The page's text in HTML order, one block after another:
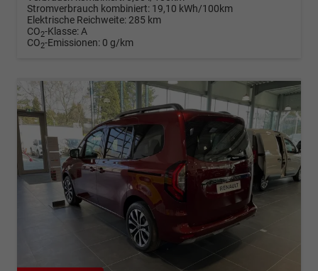
Stromverbrauch kombiniert: 19,10 kWh/100km
Elektrische Reichweite: 285 km
CO2-Klasse:A
CO2-Emissionen: 0 g/km